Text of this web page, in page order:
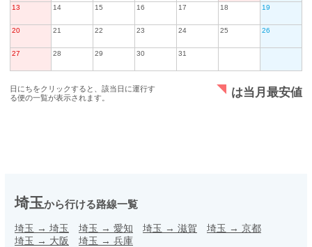
13 14 15 16 17 18 19
20 21 22 23 24 25 26
27 28 29 30 31
日にちをクリックすると、該当日に運行す
る便の一覧が表示されます。
は当月最安値
埼玉から行ける路線一覧
埼玉 → 埼玉 埼玉 → 愛知 埼玉 → 滋賀 埼玉 → 京都
埼玉 → 大阪 埼玉 → 兵庫